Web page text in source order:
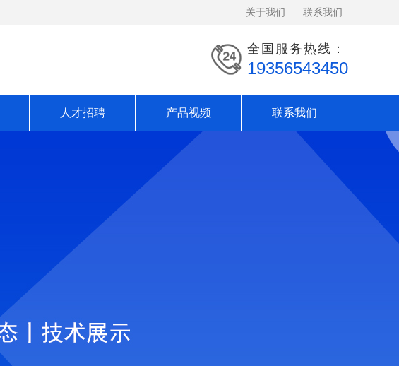
关于我们 联系我们
全国服务热线：
19356543450
人才招聘 产品视频 联系我们